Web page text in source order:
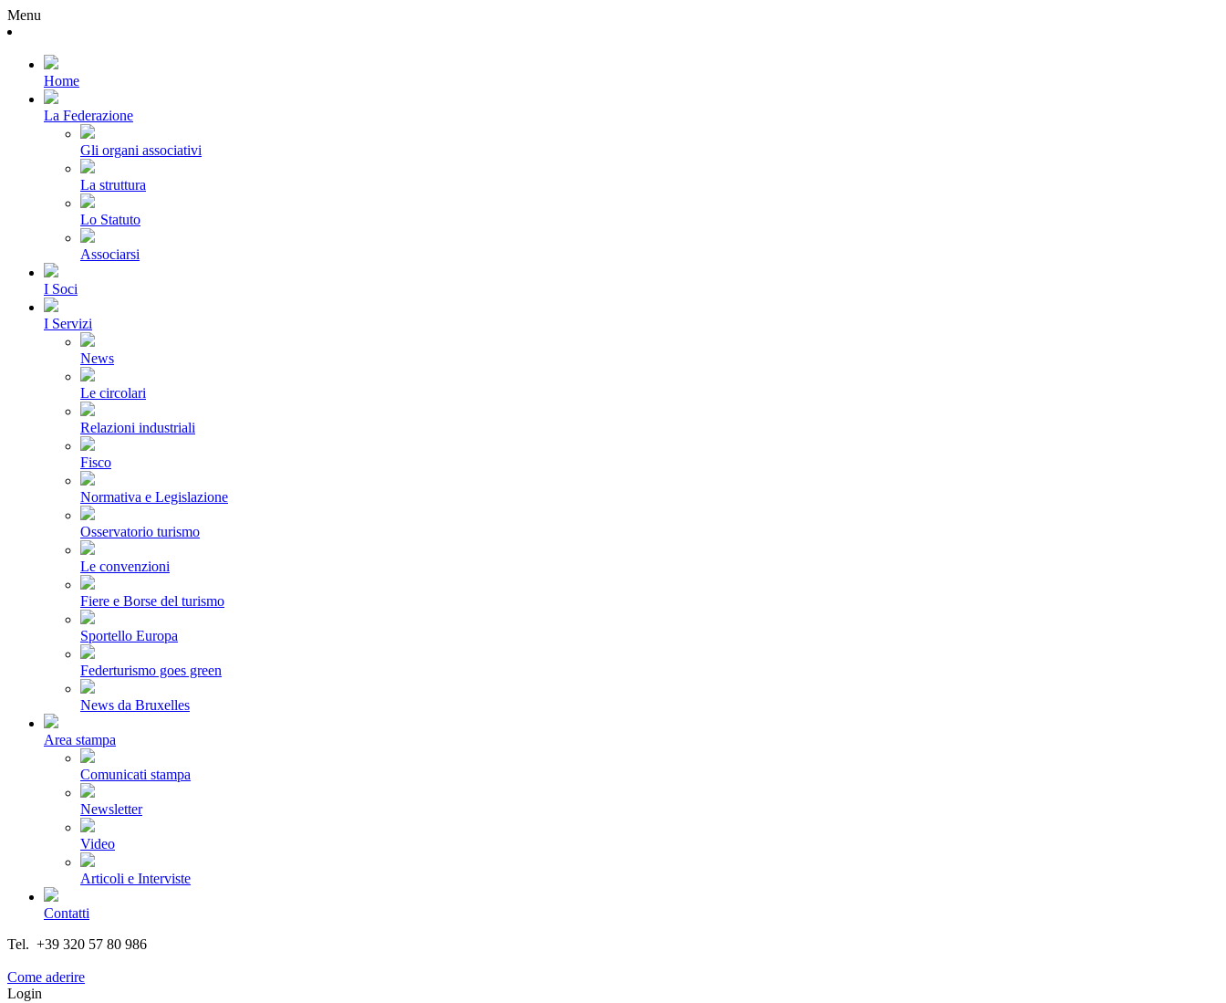
Menu
Home
La Federazione
Gli organi associativi
La struttura
Lo Statuto
Associarsi
I Soci
I Servizi
News
Le circolari
Relazioni industriali
Fisco
Normativa e Legislazione
Osservatorio turismo
Le convenzioni
Fiere e Borse del turismo
Sportello Europa
Federturismo goes green
News da Bruxelles
Area stampa
Comunicati stampa
Newsletter
Video
Articoli e Interviste
Contatti
Tel. +39 320 57 80 986
Come aderire
Login